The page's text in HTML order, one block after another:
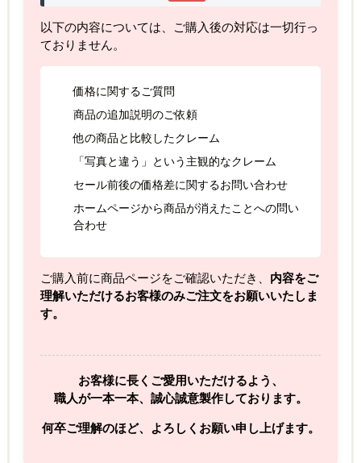
以下の内容については、ご購入後の対応は一切行っ
ておりません。
価格に関するご質問
商品の追加説明のご依頼
他の商品と比較したクレーム
「写真と違う」という主観的なクレーム
セール前後の価格差に関するお問い合わせ
ホームページから商品が消えたことへの問い
合わせ
ご購入前に商品ページをご確認いただき、 内容をご
理解いただけるお客様のみご注文をお願いいたしま
す。
お客様に長くご愛用いただけるよう、
職人が一本一本、誠心誠意製作しております。
何卒ご理解のほど、よろしくお願い申し上げます。